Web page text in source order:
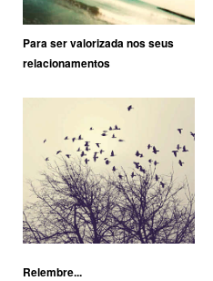
Para ser valorizada nos seus
relacionamentos
Relembre...